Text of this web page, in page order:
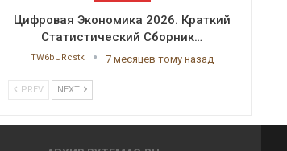
Цифровая Экономика 2026. Краткий
Статистический Сборник…
TW6bURcstk 7 месяцев тому назад
PREV NEXT